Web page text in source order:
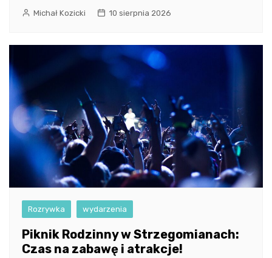
Michał Kozicki 10 sierpnia 2026
Rozrywka wydarzenia
Piknik Rodzinny w Strzegomianach:
Czas na zabawę i atrakcje!